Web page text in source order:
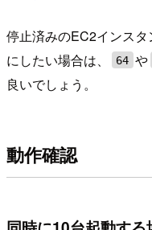
停止済みのEC2インス
にしたい場合は、
64 や
良いでしょう。
動作確認